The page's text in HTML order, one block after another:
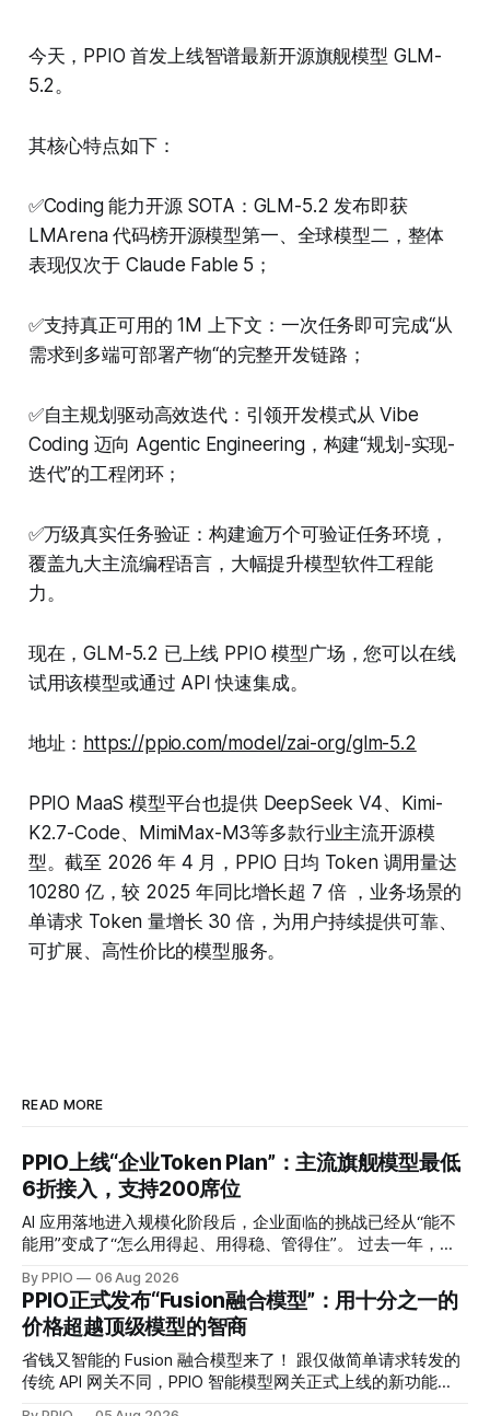
今天，PPIO 首发上线智谱最新开源旗舰模型 GLM-
5.2。
其核心特点如下：
✅Coding 能力开源 SOTA：GLM-5.2 发布即获
LMArena 代码榜开源模型第一、全球模型二，整体
表现仅次于 Claude Fable 5；
✅支持真正可用的 1M 上下文：一次任务即可完成“从
需求到多端可部署产物“的完整开发链路；
✅自主规划驱动高效迭代：引领开发模式从 Vibe
Coding 迈向 Agentic Engineering，构建“规划-实现-
迭代”的工程闭环；
✅万级真实任务验证：构建逾万个可验证任务环境，
覆盖九大主流编程语言，大幅提升模型软件工程能
力。
现在，GLM-5.2 已上线 PPIO 模型广场，您可以在线
试用该模型或通过 API 快速集成。
地址： https://ppio.com/model/zai-org/glm-5.2
PPIO MaaS 模型平台也提供 DeepSeek V4、Kimi-
K2.7-Code、MimiMax-M3等多款行业主流开源模
型。截至 2026 年 4 月，PPIO 日均 Token 调用量达
10280 亿，较 2025 年同比增长超 7 倍 ，业务场景的
单请求 Token 量增长 30 倍，为用户持续提供可靠、
可扩展、高性价比的模型服务。
READ MORE
PPIO上线“企业Token Plan”：主流旗舰模型最低
6折接入，支持200席位
AI 应用落地进入规模化阶段后，企业面临的挑战已经从“能不
能用”变成了“怎么用得起、用得稳、管得住”。 过去一年，模
的 AI 预算问题消失。主流可用的模型从三五个变成了十几
个，每家厂商定价体系不同，缓存机制不同，并发限制也不
同。多模型混用的企业团队，往往需要维护多个账户、多套账
单，遇到某个模型价格调整或服务波动时处理起来相当被动。
而现在，PPIO 发布的企业 Token Plan，正是要解决这些问
By PPIO 06 Aug 2026
PPIO正式发布“Fusion融合模型”：用十分之一的
价格超越顶级模型的智商
省钱又智能的 Fusion 融合模型来了！ 跟仅做简单请求转发的
传统 API 网关不同，PPIO 智能模型网关正式上线的新功能